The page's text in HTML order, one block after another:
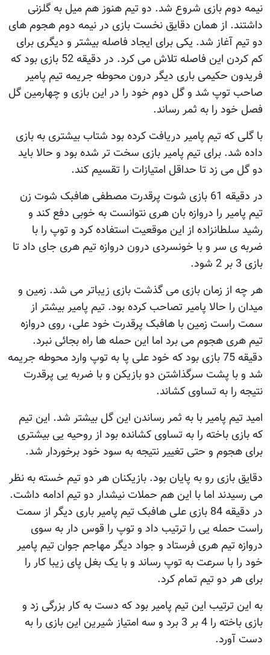
نیمه دوم بازی شروع شد. دو تیم هنوز هم میل به گلزنی
داشتند. از همان دقایق نخست بازی در نیمه دوم هجوم های
دو تیم آغاز شد. یکی برای ایجاد فاصله بیشتر و دیگری برای
کم کردن این فاصله تلاش می کرد. در دقیقه 52 بازی بود که
فریدون حکیمی باری دیگر درون محوطه جریمه تیم پامیر
صاحب توپ شد و گل دوم خود را در این بازی و چهارمین گل
فصل خود را به ثمر رساند.
با گلی که تیم پامیر دریافت کرده بود شتاب بیشتری به بازی
داده شد. برای تیم پامیر بازی سخت تر شده بود و حالا باید
دو گل می زد تا حداقل امتیازات را تقسیم کند.
در دقیقه 61 بازی شوت پرقدرت مصطفی هافبک شوت زن
تیم پامیر را دروازه بان هری نتوانست به خوبی دفع کند و
رشید سلطانزاده از این موقعیت استفاده کرد و توپ را با
ضربه ی سر و با خونسردی درون دروازه تیم هری جای داد تا
بازی 3 بر 2 شود.
هر چه از زمان بازی می گذشت بازی زیباتر می شد. زمین و
میدان را حالا پامیر تصاحب کرده بود. تیم پامیر بیشتر از
سمت راست زمین با هافبک پرقدرت خود علی، روی دروازه
تیم هری هجوم می برد اما این حمله ها راه بجائی نبرد.
دقیقه 75 بازی بود که خود علی پا به توپ وارد محوطه جریمه
شد و با پشت سرگذاشتن دو بازیکن و با ضربه یی پرقدرت
نتیجه را به تساوی کشاند.
امید تیم پامیر با به ثمر رساندن این گل بیشتر شد. این تیم
که بازی باخته را به تساوی کشانده بود از روحیه یی بیشتری
برای هجوم و حتی تغییر نتیجه به سود خود برخوردار شد.
دقایق بازی رو به پایان بود. بازیکنان هر دو تیم خسته به نظر
می رسیدند اما با این هم حملات نیشدار دو تیم ادامه داشت.
در دقیقه 84 بازی علی هافبک تیم پامیر باری دیگر از سمت
راست حمله یی را ترتیب داد و توپ را قوس دار به سوی
دروازه تیم هری فرستاد و جواد دیگر مهاجم جوان تیم پامیر
خود را با سرعت به توپ رساند و با یک بغل پای زیبا کار را
برای هر دو تیم تمام کرد.
به این ترتیب این تیم پامیر بود که دست به کار بزرگی زد و
بازی باخته را 4 بر 3 برد و سه امتیاز شیرین این بازی را به
دست آورد.